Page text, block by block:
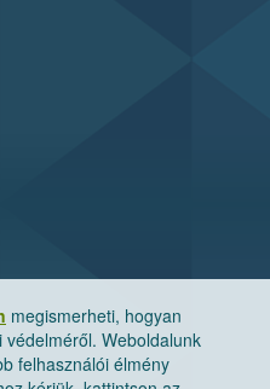
megismerheti, hogyan
Weboldalunk
felhasználói élmény